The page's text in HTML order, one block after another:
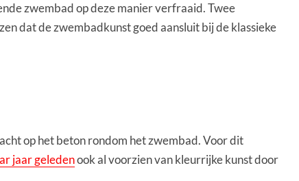
zwembad op deze manier verfraaid. Twee
dat de zwembadkunst goed aansluit bij de klassieke
op het beton rondom het zwembad. Voor dit
jaar geledenook al voorzien van kleurrijke kunst door